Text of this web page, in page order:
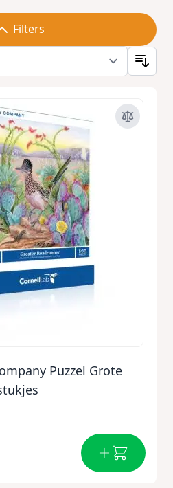
Filters
Puzzel Grote